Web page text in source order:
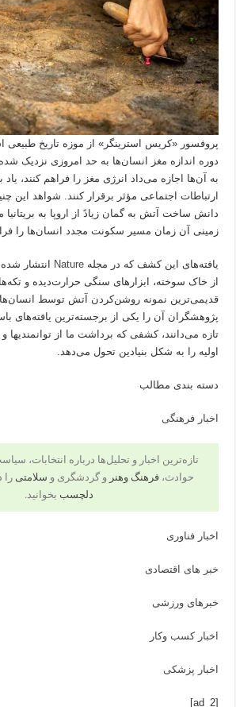
پروفسور «کریس استرینگر» از موزه تاریخ طبیعی
دوره اندازه مغز انسان‌ها به حد امروزی نزدیک
به آن‌ها اجازه می‌داد انرژی مغز را فراهم کنند،
ارتباطات اجتماعی مؤثر برقرار کنند. شواهد
دانش ساخت آتش به گمان زیادً از اروپا به
زمینی آن زمان مسیر سکونت مجدد انسان‌ها را
یافته‌های این کشف که در مجلهNature
انتشار
از خاک سوخته، ابزارهای سنگی حرارت‌دیده و
قدیمی‌ترین نمونه روشن‌کردن آتش توسط
پژوهشگران آن را یکی از برجسته‌ترین یافته‌های
تازه می‌دانند، کشفی که برداشت ما از توانمندیها
اولیه را به شکل بنیادین تحول می‌دهد.
دسته بندی مطالب
اخبار فرهنگی
تازه‌ترین اخبار و تحلیل‌ها درباره انتخابات،
حوادث، فرهنگ وهنر و گردشگری و سلامتی
دلچسب بخوانید.
اخبار فناوری
خبر های اقتصادی
خبرهای ورزشی
اخبار کسب وکار
اخبار پزشکی
[ad_2]